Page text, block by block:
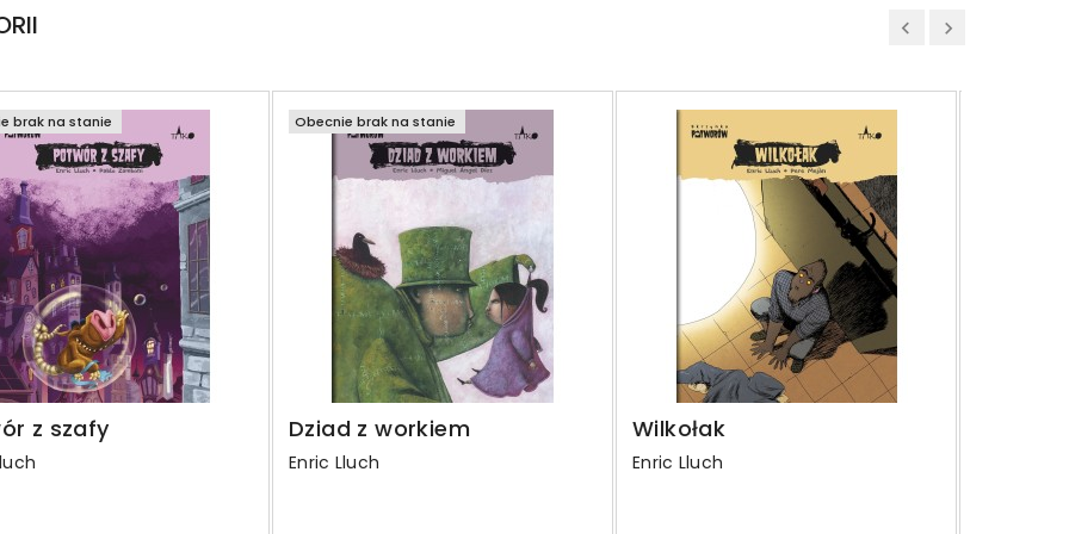
brak na stanie
z szafy
Obecnie brak na stanie
Dziad z workiem
Enric Lluch
Wilkołak
Enric Lluch